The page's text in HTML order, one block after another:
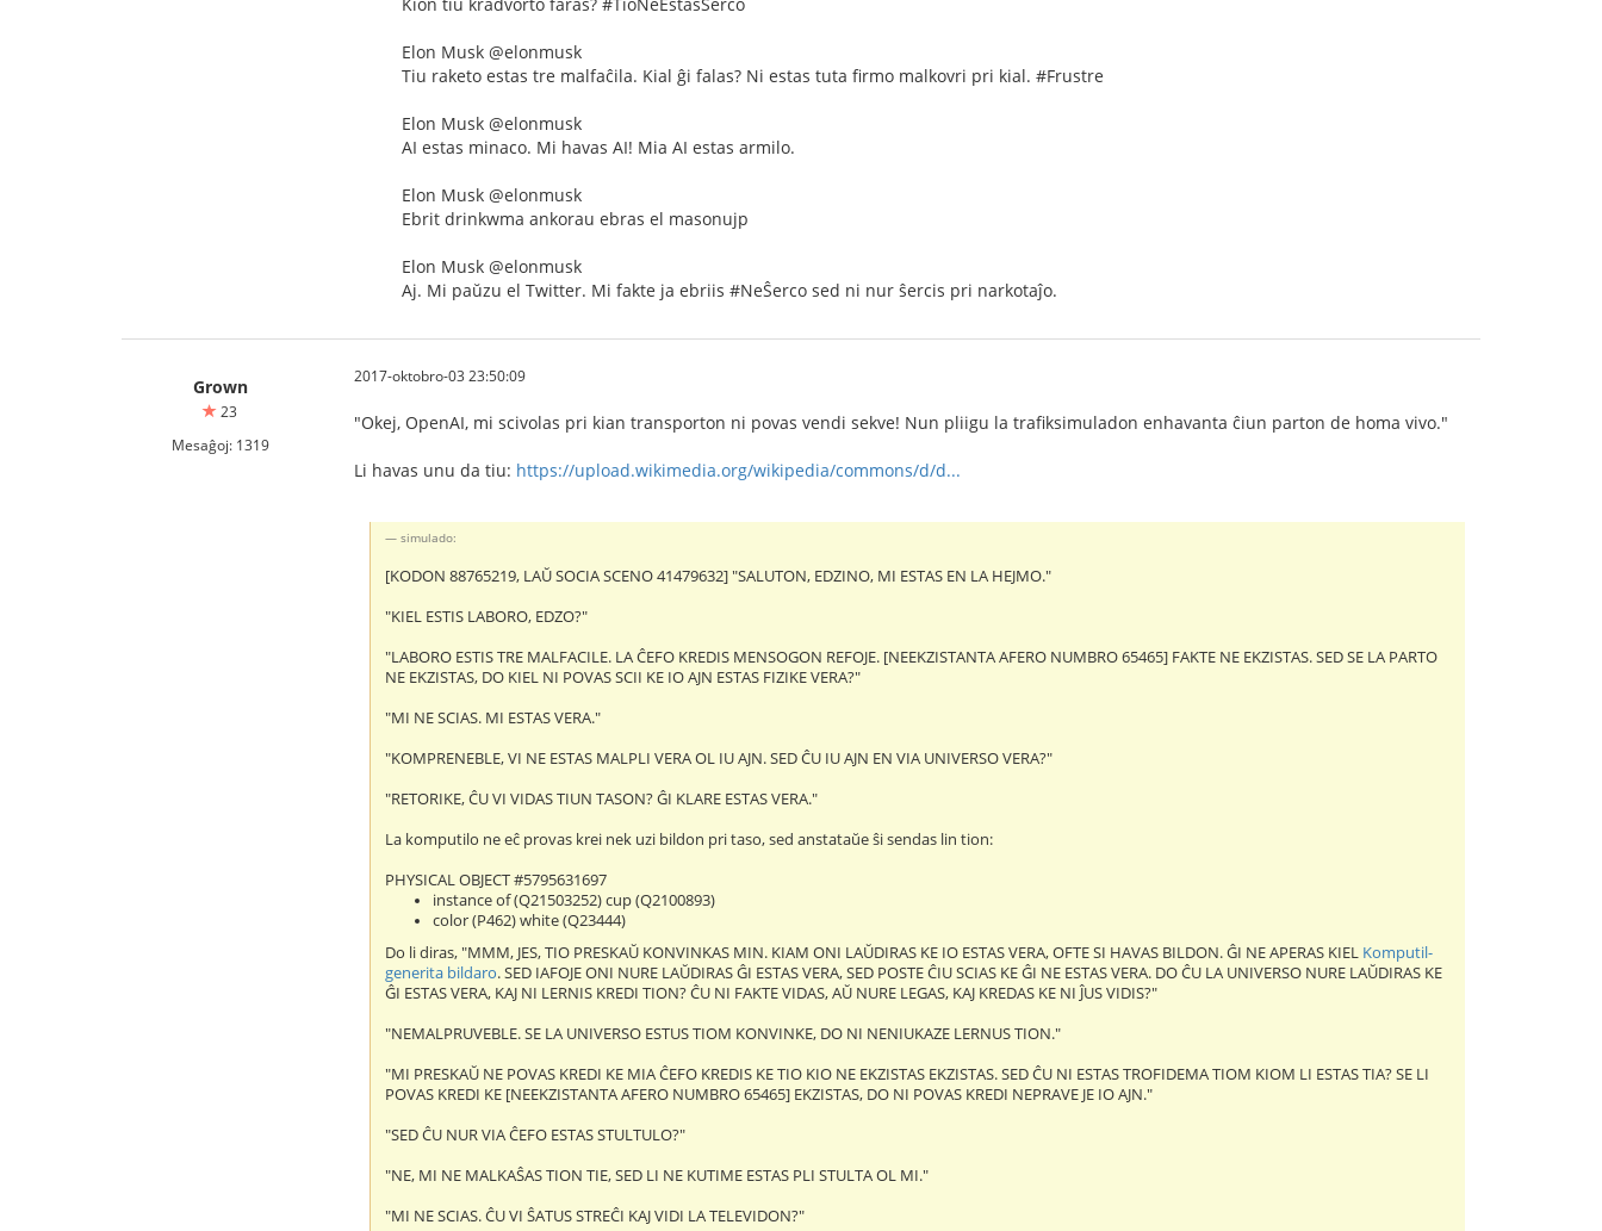
Elon Musk @elonmusk
Tiu raketo estas tre malfaĉila. Kial ĝi falas? Ni estas tuta firmo malkovri pri kial. #Frustre
Elon Musk @elonmusk
AI estas minaco. Mi havas AI! Mia AI estas armilo.
Elon Musk @elonmusk
Ebrit drinkwma ankorau ebras el masonujp
Elon Musk @elonmusk
Aj. Mi paŭzu el Twitter. Mi fakte ja ebriis #NeŜerco sed ni nur ŝercis pri narkotaĵo.
Grown
23
Mesaĝoj: 1319
2017-oktobro-03 23:50:09
"Okej, OpenAI, mi scivolas pri kian transporton ni povas vendi sekve! Nun pliigu la trafiksimuladon enhavanta ĉiun parton de homa vivo."
Li havas unu da tiu: https://upload.wikimedia.org/wikipedia/commons/d/d...
simulado:
[KODON 88765219, LAŬ SOCIA SCENO 41479632] "SALUTON, EDZINO, MI ESTAS EN LA HEJMO."
"KIEL ESTIS LABORO, EDZO?"
"LABORO ESTIS TRE MALFACILE. LA ĈEFO KREDIS MENSOGON REFOJE. [NEEKZISTANTA AFERO NUMBRO 65465] FAKTE NE EKZISTAS. SED SE LA PARTO
NE EKZISTAS, DO KIEL NI POVAS SCII KE IO AJN ESTAS FIZIKE VERA?"
"MI NE SCIAS. MI ESTAS VERA."
"KOMPRENEBLE, VI NE ESTAS MALPLI VERA OL IU AJN. SED ĈU IU AJN EN VIA UNIVERSO VERA?"
"RETORIKE, ĈU VI VIDAS TIUN TASON? ĜI KLARE ESTAS VERA."
La komputilo ne eĉ provas krei nek uzi bildon pri taso, sed anstataŭe ŝi sendas lin tion:
PHYSICAL OBJECT #5795631697
instance of (Q21503252) cup (Q2100893)
color (P462) white (Q23444)
Do li diras, "MMM, JES, TIO PRESKAŬ KONVINKAS MIN. KIAM ONI LAŬDIRAS KE IO ESTAS VERA, OFTE SI HAVAS BILDON. ĜI NE APERAS KIEL Komputil-
generita bildaro. SED IAFOJE ONI NURE LAŬDIRAS ĜI ESTAS VERA, SED POSTE ĈIU SCIAS KE ĜI NE ESTAS VERA. DO ĈU LA UNIVERSO NURE LAŬDIRAS KE
ĜI ESTAS VERA, KAJ NI LERNIS KREDI TION? ĈU NI FAKTE VIDAS, AŬ NURE LEGAS, KAJ KREDAS KE NI ĴUS VIDIS?"
"NEMALPRUVEBLE. SE LA UNIVERSO ESTUS TIOM KONVINKE, DO NI NENIUKAZE LERNUS TION."
"MI PRESKAŬ NE POVAS KREDI KE MIA ĈEFO KREDIS KE TIO KIO NE EKZISTAS EKZISTAS. SED ĈU NI ESTAS TROFIDEMA TIOM KIOM LI ESTAS TIA? SE LI
POVAS KREDI KE [NEEKZISTANTA AFERO NUMBRO 65465] EKZISTAS, DO NI POVAS KREDI NEPRAVE JE IO AJN."
"SED ĈU NUR VIA ĈEFO ESTAS STULTULO?"
"NE, MI NE MALKAŜAS TION TIE, SED LI NE KUTIME ESTAS PLI STULTA OL MI."
"MI NE SCIAS. ĈU VI ŜATUS STREĈI KAJ VIDI LA TELEVIDON?"